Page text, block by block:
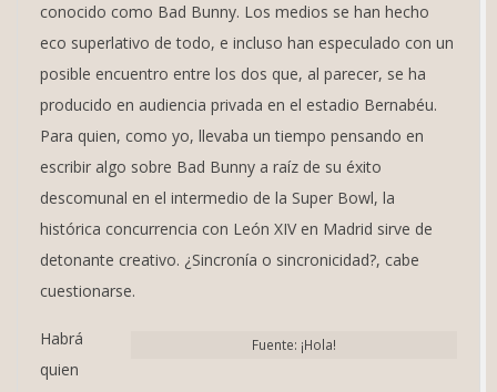
conocido como Bad Bunny. Los medios se han hecho
eco superlativo de todo, e incluso han especulado con un
posible encuentro entre los dos que, al parecer, se ha
producido en audiencia privada en el estadio Bernabéu.
Para quien, como yo, llevaba un tiempo pensando en
escribir algo sobre Bad Bunny a raíz de su éxito
descomunal en el intermedio de la Super Bowl, la
histórica concurrencia con León XIV en Madrid sirve de
detonante creativo. ¿Sincronía o sincronicidad?, cabe
cuestionarse.
Fuente: ¡Hola!
Habrá
quien